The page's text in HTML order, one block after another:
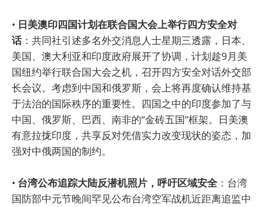
• 日美澳印四国计划在联合国大会上举行四方安全对
话：共同社引述多名外交消息人士星期三透露，日本、
美国、澳大利亚和印度政府展开了协调，计划趁9月美
国纽约举行联合国大会之机，召开四方安全对话外交部
长会议。考虑到中国和俄罗斯，会上将再度确认维持基
于法治的国际秩序的重要性。四国之中的印度参加了与
中国、俄罗斯、巴西、南非的“金砖五国”框架。日美澳
有意拉拢印度，共享反对凭借实力改变现状的姿态，加
强对中俄两国的制约。
• 台湾公布追踪大陆反潜机照片，呼吁区域安全 ：台湾
国防部中元节晚间罕见公布台湾空军战机近距离追监中